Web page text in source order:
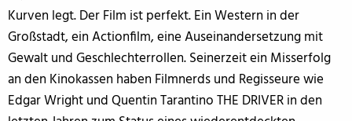
Kurven legt. Der Film ist perfekt. Ein Western in der
Großstadt, ein Actionfilm, eine Auseinandersetzung mit
Gewalt und Geschlechterrollen. Seinerzeit ein Misserfolg
an den Kinokassen haben Filmnerds und Regisseure wie
Edgar Wright und Quentin Tarantino THE DRIVER in den